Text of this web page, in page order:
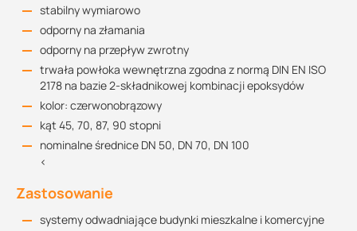
stabilny wymiarowo
odporny na złamania
odporny na przepływ zwrotny
trwała powłoka wewnętrzna zgodna z normą DIN EN ISO
2178 na bazie 2-składnikowej kombinacji epoksydów
kolor: czerwonobrązowy
kąt 45, 70, 87, 90 stopni
nominalne średnice DN 50, DN 70, DN 100
<
Zastosowanie
systemy odwadniające budynki mieszkalne i komercyjne